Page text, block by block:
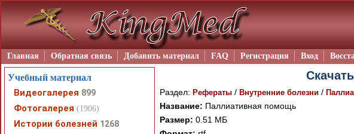
Главная Обратная связь Добавить материал FAQ Регистрация Вход
Раздел: Рефераты / Внутренние болезни /
Название: Паллиативная помощь
Размер: 0.51 МБ
Учебный материал
Видеогалерея 899
Фотогалерея (1906)
Истории болезней 1268